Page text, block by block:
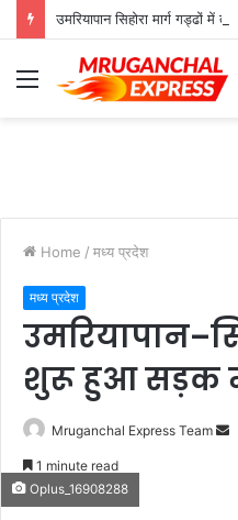
उमरियापान सिहोरा मार्ग गड्ढों में
Menu
Home / मध्य प्रदेश
मध्य प्रदेश
शुरू हुआ सड़क
Mruganchal Express Team
1 minute read
Oplus_16908288